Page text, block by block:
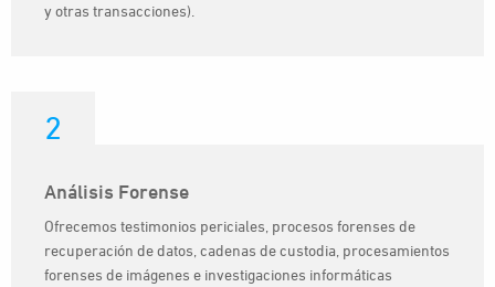
y otras transacciones).
2
Análisis Forense
Ofrecemos testimonios periciales, procesos forenses de
recuperación de datos, cadenas de custodia, procesamientos
forenses de imágenes e investigaciones informáticas